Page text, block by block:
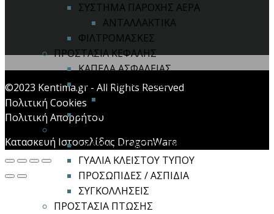
ΣΥΣΤΗΜΑ ΠΑΡΟΧΗΣ ΑΕΡΑ
ΑΝΤΑΛΛΑΚΤΙΚΑ
ΦΙΛΤΡΟΜΑΣΚΕΣ
ΠΡΟΣΤΑΣΙΑ ΚΕΦΑΛΗΣ
ΚΑΠΕΛΑ ΑΣΦΑΛΕΙΑΣ
ΚΡΑΝΗ ΑΣΦΑΛΕΙΑΣ
ΣΥΣΤΗΜΑ ΠΟΛΛΑΠΛΗΣ ΠΡΟΣΤΑΣΙΑΣ
ΓΥΑΛΙΑ ΑΝΟΙΧΤΟΥ ΤΥΠΟΥ
ΓΥΑΛΙΑ ΚΛΕΙΣΤΟΥ ΤΥΠΟΥ
ΠΡΟΣΩΠΙΔΕΣ / ΑΣΠΙΔΙΑ
ΣΥΓΚΟΛΛΗΣΕΙΣ
ΠΡΟΣΤΑΣΙΑ ΠΤΩΣΗΣ
©2023 Kentima.gr - All Rights Reserved
Πολιτική Cookies
Πολιτική Απορρήτου
Κατασκευή Ιστοσελίδας DragonWare